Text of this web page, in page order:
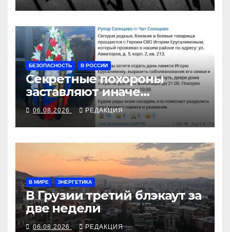
БЕЗОПАСНОСТЬ В РОССИИ
Секретные похороны
заставляют иначе
взглянуть на взрыв
06.08.2026 РЕДАКЦИЯ
В МИРЕ ЭНЕРГЕТИКА
В Грузии третий блэкаут за
две недели
06.08.2026 РЕДАКЦИЯ